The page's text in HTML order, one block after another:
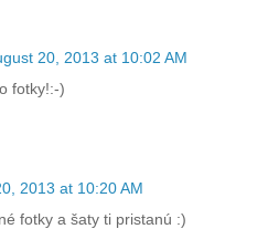
20, 2013 at 10:02 AM
fotky!:-)
2013 at 10:20 AM
fotky a šaty ti pristanú :)